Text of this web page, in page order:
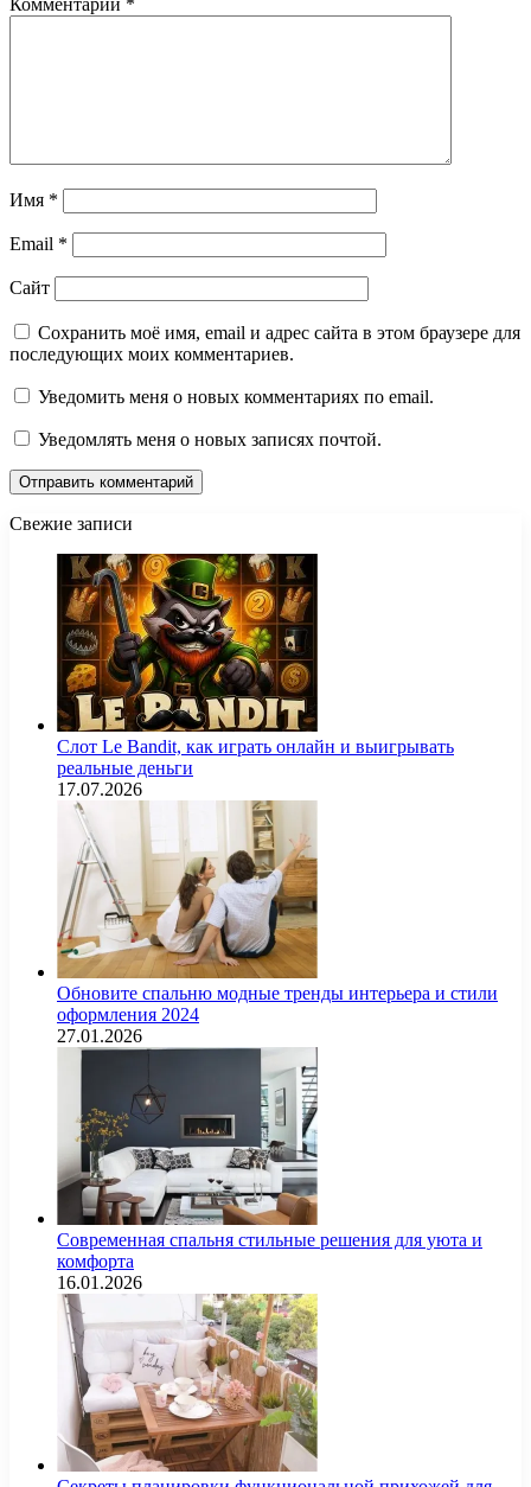
Комментарий *
Имя *
Email *
Сайт
Сохранить моё имя, email и адрес сайта в этом браузере для
последующих моих комментариев.
Уведомить меня о новых комментариях по email.
Уведомлять меня о новых записях почтой.
Свежие записи
Слот Le Bandit, как играть онлайн и выигрывать
реальные деньги
17.07.2026
Обновите спальню модные тренды интерьера и стили
оформления 2024
27.01.2026
Современная спальня стильные решения для уюта и
комфорта
16.01.2026